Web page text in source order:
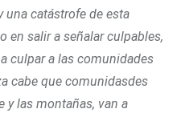
una catástrofe de esta
en salir a señalar culpables,
culpar a las comunidades
cabe que comunidasdes
y las montañas, van a